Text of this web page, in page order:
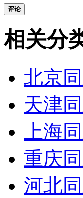
评论
相关分
北京
天津
上海
重庆
河北